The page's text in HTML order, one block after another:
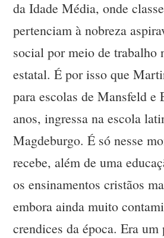
da Idade Média, onde
pertenciam à nobreza
social por meio de trabalho
estatal. É por isso que
para escolas de Mansfeld e
anos, ingressa na escola
Magdeburgo. É só nesse
recebe, além de uma
os ensinamentos cristãos
embora ainda muito
crendices da época. Era